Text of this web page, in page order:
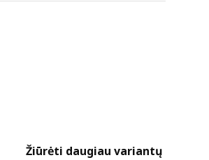
Žiūrėti daugiau variantų